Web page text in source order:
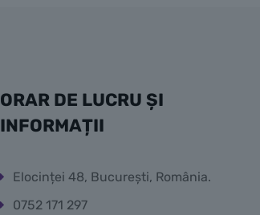
ORAR DE LUCRU ȘI
INFORMAȚII
Elocinței 48, București, România.
0752 171 297